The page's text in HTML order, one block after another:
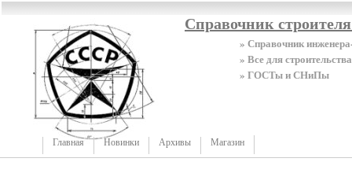
Справочник
» Справочник
» Все для строительства
» ГОСТы и СНиПы
Главная Новинки Архивы Магазин